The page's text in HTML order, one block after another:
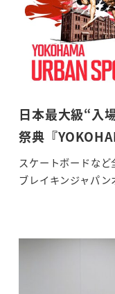
日本最大級“入
祭典『
スケートボードなど
ブレイキンジャパ